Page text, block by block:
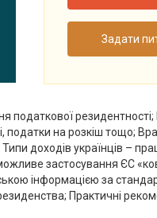
Задати
податкової
податки на розкіш тощо;
доходів українців –
застосування ЄС
інформацією за
Практичні